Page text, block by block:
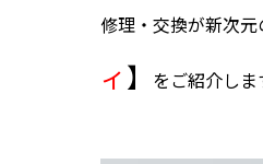
修理・交換が新次
ィ】 をご紹介しま